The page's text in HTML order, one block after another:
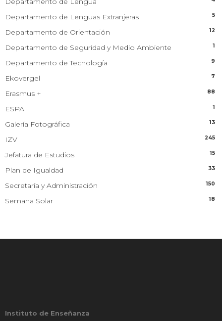
Departamento de Lenguas Extranjeras 5
Departamento de Orientación 12
Departamento de Seguridad y Medio Ambiente 1
Departamento de Tecnología 9
Ekovergel 7
Erasmus + 88
ESPA 1
Galería Fotográfica 13
IZV 245
Jefatura de Estudios 15
Plan de Igualdad 33
Secretaría y Administración 150
Semana Solar 18
Instituto de Enseñanza